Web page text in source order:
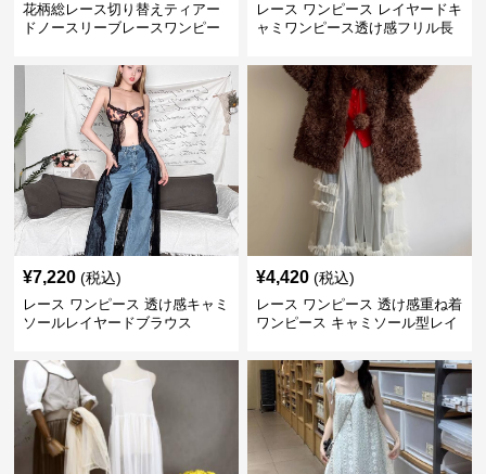
花柄総レース切り替えティアー
ドノースリーブレースワンピー
レース ワンピース レイヤードキ
ャミワンピース透け感フリル長
¥7,220 (税込)
レース ワンピース 透け感キャミ
ソールレイヤードブラウス
¥4,420 (税込)
レース ワンピース 透け感重ね着
ワンピース キャミソール型レイ